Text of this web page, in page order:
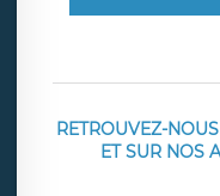
RETROUVEZ-
ET SUR NOS